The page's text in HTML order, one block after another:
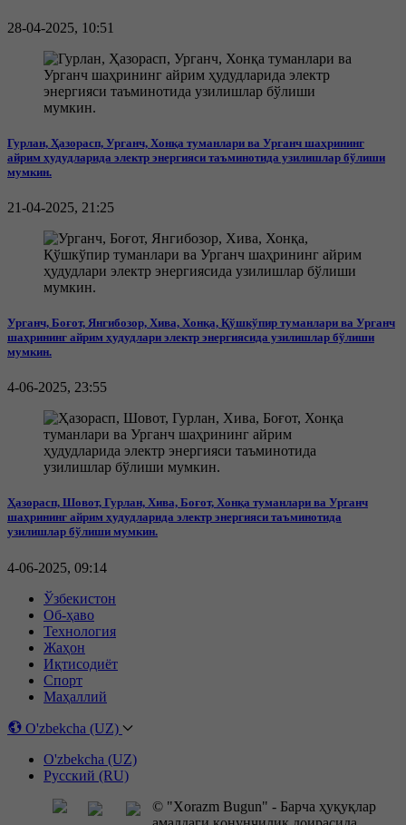
28-04-2025, 10:51
Гурлан, Ҳазорасп, Урганч, Хонқа туманлари ва Урганч шаҳрининг
айрим ҳудудларида электр энергияси таъминотида узилишлар бўлиши
мумкин.
21-04-2025, 21:25
Урганч, Боғот, Янгибозор, Хива, Хонқа, Қўшкўпир туманлари ва Урганч
шаҳрининг айрим ҳудудлари электр энергиясида узилишлар бўлиши
мумкин.
4-06-2025, 23:55
Ҳазорасп, Шовот, Гурлан, Хива, Боғот, Хонқа туманлари ва Урганч
шаҳрининг айрим ҳудудларида электр энергияси таъминотида
узилишлар бўлиши мумкин.
4-06-2025, 09:14
Ўзбекистон
Об-ҳаво
Технология
Жаҳон
Иқтисодиёт
Спорт
Маҳаллий
O'zbekcha (UZ)
O'zbekcha (UZ)
Русский (RU)
© "Xorazm Bugun" - Барча ҳуқуқлар